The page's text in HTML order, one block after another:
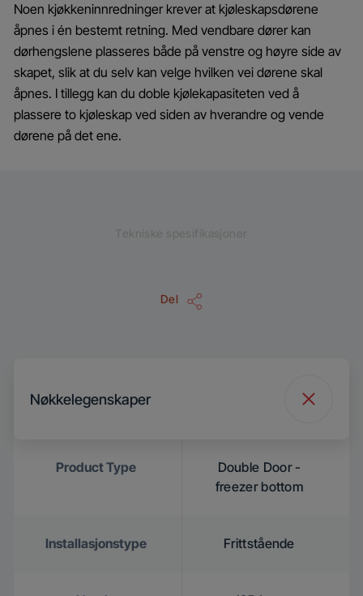
Noen kjøkkeninnredninger krever at kjøleskapsdørene
åpnes i én bestemt retning. Med vendbare dører kan
dørhengslene plasseres både på venstre og høyre side av
skapet, slik at du selv kan velge hvilken vei dørene skal
åpnes. I tillegg kan du doble kjølekapasiteten ved å
plassere to kjøleskap ved siden av hverandre og vende
dørene på det ene.
Del
Nøkkelegenskaper
Product Type
Double Door -
freezer bottom
Installasjonstype Frittstående